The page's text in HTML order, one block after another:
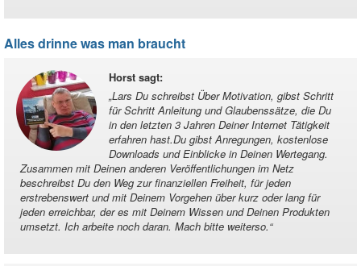
Alles drinne was man braucht
Horst sagt:
„Lars Du schreibst Über Motivation, gibst Schritt
für Schritt Anleitung und Glaubenssätze, die Du
in den letzten 3 Jahren Deiner Internet Tätigkeit
erfahren hast.Du gibst Anregungen, kostenlose
Downloads und Einblicke in Deinen Wertegang.
Zusammen mit Deinen anderen Veröffentlichungen im Netz
beschreibst Du den Weg zur finanziellen Freiheit, für jeden
erstrebenswert und mit Deinem Vorgehen über kurz oder lang für
jeden erreichbar, der es mit Deinem Wissen und Deinen Produkten
umsetzt. Ich arbeite noch daran. Mach bitte weiterso.“